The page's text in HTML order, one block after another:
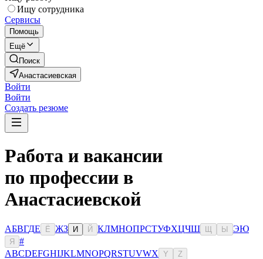
Ищу сотрудника
Сервисы
Помощь
Ещё
Поиск
Анастасиевская
Войти
Войти
Создать резюме
Работа и вакансии
по профессии в
Анастасиевской
АБВГДЕ Ё ЖЗ И Й КЛМНОПРСТУФХЦЧШ Ы ЭЮ
Я
#
ABCDEFGHIJKLMNOPQRSTUVWX Y Z